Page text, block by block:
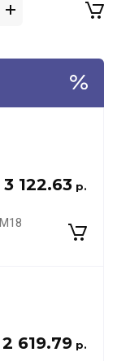
3 122.63 р.
2 619.79 р.